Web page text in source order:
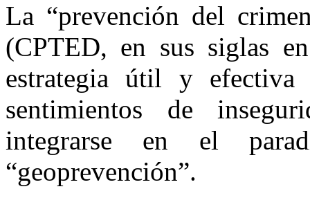
La “prevención del
(CPTED, en sus siglas
estrategia útil y
sentimientos de
integrarse en el
“geoprevención”.